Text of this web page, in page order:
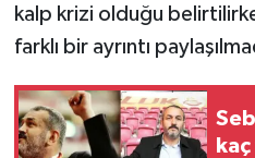
kalp krizi olduğu
farklı bir ayrıntı